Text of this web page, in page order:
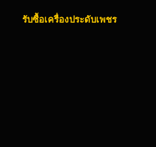
รับซื้อเครื่องประดับเพชร